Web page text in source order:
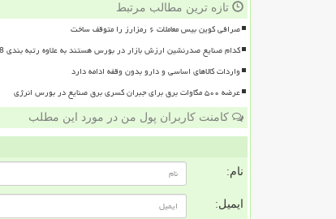
تازه ترین مطالب مرتبط
صرافی کوین بیس معاملات ۶ رمزارز را متوقف ساخت
کدام صنایع صدرنشین ارزش بازار در بورس هستند به علاوه رتبه بندی 48 صنعت بورسی
واردات کالاهای اساسی و دارو بدون وقفه ادامه دارد
عرضه ۵۰۰ مگاوات برق برای جبران کسری برق صنایع در بورس انرژی
کامنت کاربران پول من در مورد این مطلب
نام:
ایمیل: